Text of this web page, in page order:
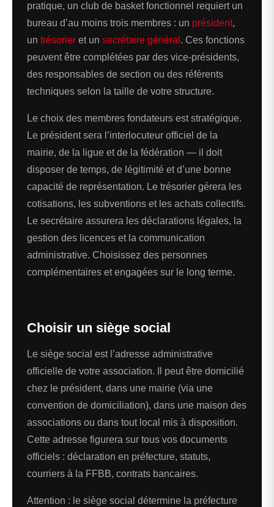
pratique, un club de basket fonctionnel requiert un
bureau d’au moins trois membres : un président,
un trésorier et un secrétaire général . Ces fonctions
peuvent être complétées par des vice-présidents,
des responsables de section ou des référents
techniques selon la taille de votre structure.
Le choix des membres fondateurs est stratégique.
Le président sera l’interlocuteur officiel de la
mairie, de la ligue et de la fédération — il doit
disposer de temps, de légitimité et d’une bonne
capacité de représentation. Le trésorier gérera les
cotisations, les subventions et les achats collectifs.
Le secrétaire assurera les déclarations légales, la
gestion des licences et la communication
administrative. Choisissez des personnes
complémentaires et engagées sur le long terme.
Choisir un siège social
Le siège social est l’adresse administrative
officielle de votre association. Il peut être domicilié
chez le président, dans une mairie (via une
convention de domiciliation), dans une maison des
associations ou dans tout local mis à disposition.
Cette adresse figurera sur tous vos documents
officiels : déclaration en préfecture, statuts,
courriers à la FFBB, contrats bancaires.
Attention : le siège social détermine la préfecture